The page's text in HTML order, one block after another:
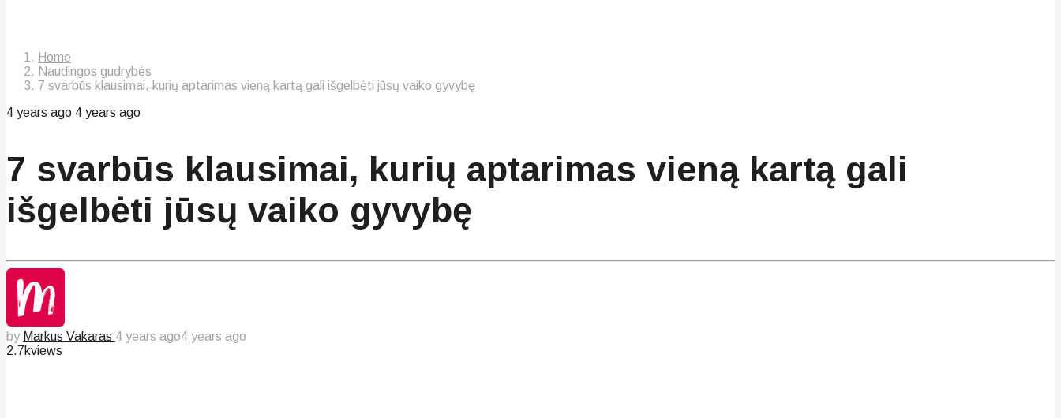
Home
Naudingos gudrybės
7 svarbūs klausimai, kurių aptarimas vieną kartą gali išgelbėti jūsų vaiko gyvybę
4 years ago 4 years ago
7 svarbūs klausimai, kurių aptarimas vieną kartą gali
išgelbėti jūsų vaiko gyvybę
by Markus Vakaras 4 years ago4 years ago
2.7kviews